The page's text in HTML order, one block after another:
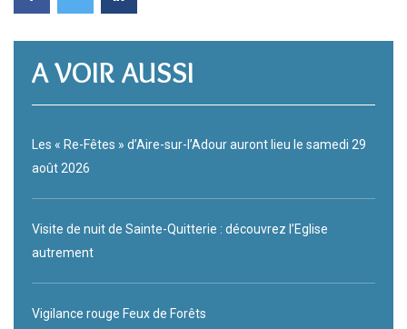
A VOIR AUSSI
Les « Re-Fêtes » d’Aire-sur-l’Adour auront lieu le samedi 29
août 2026
Visite de nuit de Sainte-Quitterie : découvrez l’Eglise
autrement
Vigilance rouge Feux de Forêts